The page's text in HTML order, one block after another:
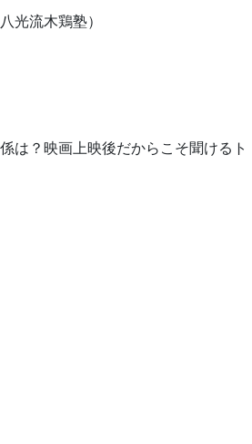
光流木鶏塾）
は？映画上映後だからこそ聞けるト